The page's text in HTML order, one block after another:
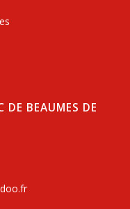
DE BEAUMES DE